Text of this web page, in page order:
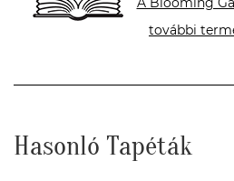
további
Hasonló Tapéták